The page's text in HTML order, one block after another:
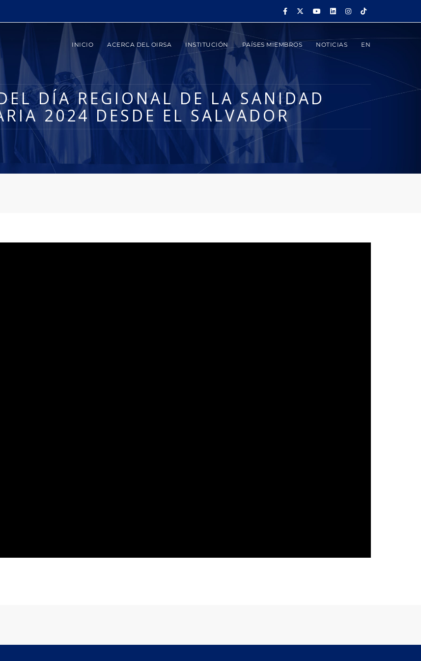
INICIO ACERCA DEL OIRSA INSTITUCIÓN PAÍSES MIEMBROS NOTICIAS EN
DÍA REGIONAL DE LA SANIDAD
2024 DESDE EL SALVADOR